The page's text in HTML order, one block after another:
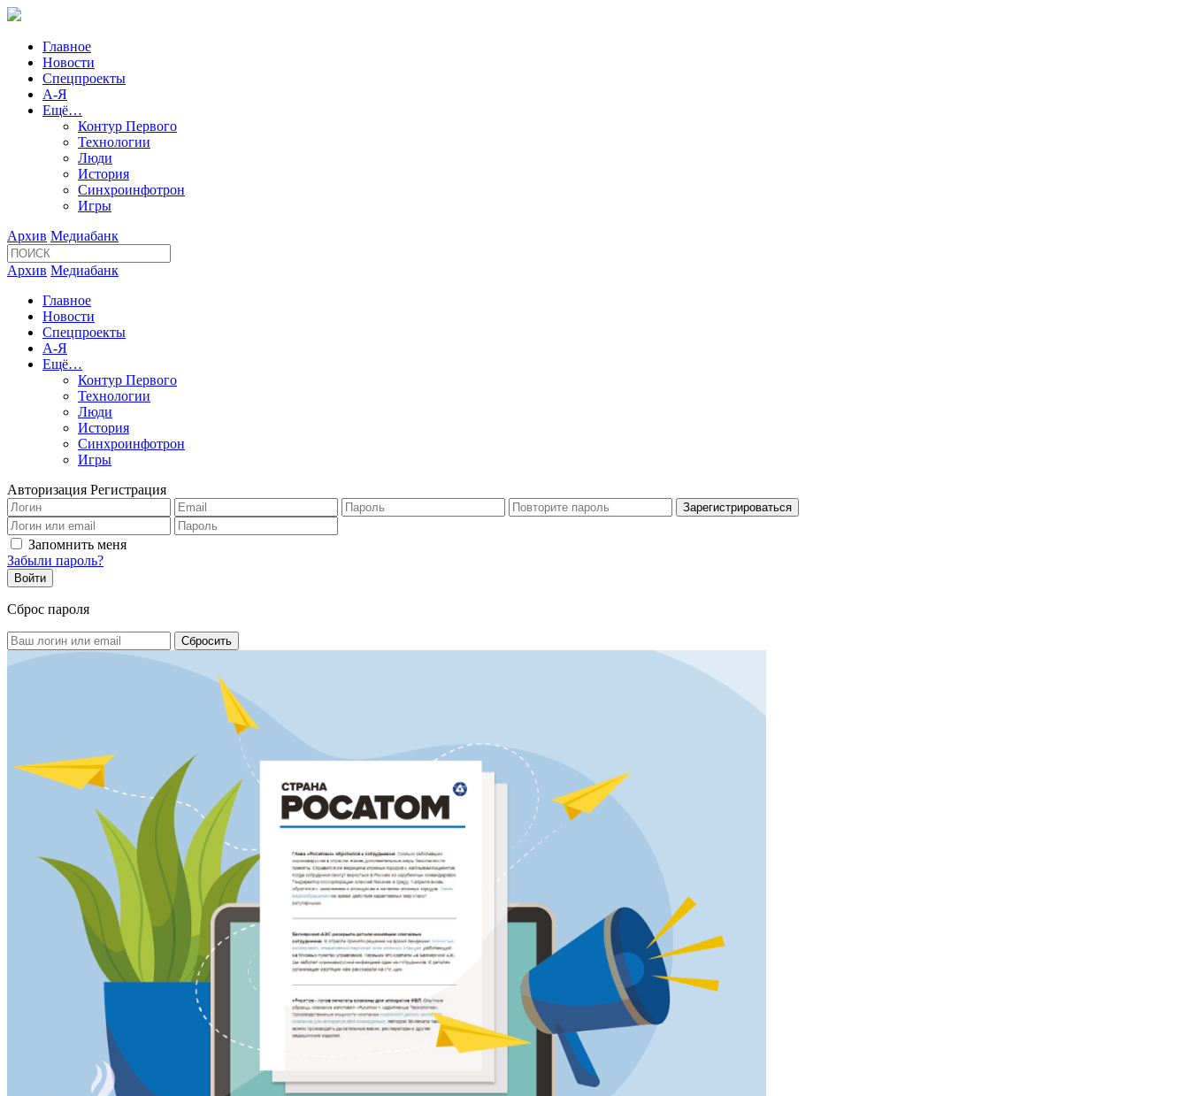
Главное
Новости
Спецпроекты
А-Я
Ещё…
Контур Первого
Технологии
Люди
История
Синхроинфотрон
Игры
Архив Медиабанк
Архив Медиабанк
Главное
Новости
Спецпроекты
А-Я
Ещё…
Контур Первого
Технологии
Люди
История
Синхроинфотрон
Игры
Авторизация Регистрация
Запомнить меня
Забыли пароль?
Сброс пароля